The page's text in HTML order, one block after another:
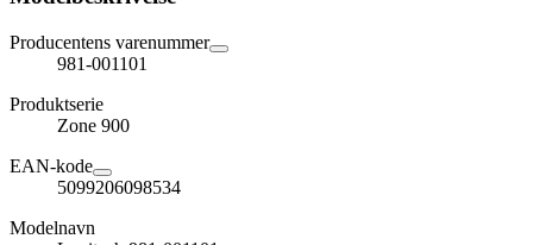
Producentens varenummer
981-001101
Produktserie
Zone 900
EAN-kode
5099206098534
Modelnavn